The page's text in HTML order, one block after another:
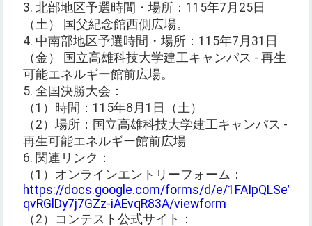
3. 北部地区予選時間・場所：115年7月25日
（土） 国父紀念館西側広場。
4. 中南部地区予選時間・場所：115年7月31日
（金） 国立高雄科技大学建工キャンパス - 再生
可能エネルギー館前広場。
5. 全国決勝大会：
（1）時間：115年8月1日（土）
（2）場所：国立高雄科技大学建工キャンパス -
再生可能エネルギー館前広場
6. 関連リンク：
（1）オンラインエントリーフォーム：
https://docs.google.com/forms/d/e/
qvRGlDy7j7GZz-iAEvqR83A/viewform
（2）コンテスト公式サイト：